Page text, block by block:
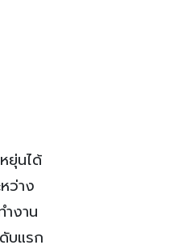
ยุ่นได้
ว่าง
งาน
บแรก